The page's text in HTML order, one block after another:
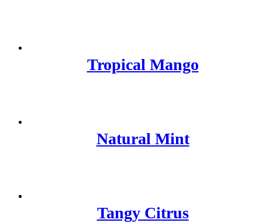
Tropical Mango
Natural Mint
Tangy Citrus